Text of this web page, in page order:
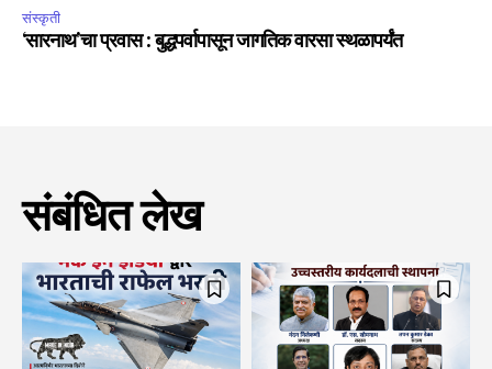
संस्कृती
‘सारनाथ’चा प्रवास : बुद्धपर्वापासून जागतिक वारसा स्थळापर्यंत
संबंधित लेख